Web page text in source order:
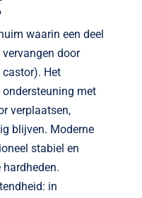
waarin een deel
door
Het
met
verplaatsen,
blijven. Moderne
stabiel en
in